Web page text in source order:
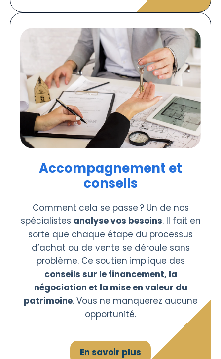
Accompagnement et
conseils
Comment cela se passe ? Un de nos
spécialistes analyse vos besoins. Il fait en
sorte que chaque étape du processus
d’achat ou de vente se déroule sans
problème. Ce soutien implique des
conseils sur le financement, la
négociation et la mise en valeur du
patrimoine. Vous ne manquerez aucune
opportunité.
En savoir plus